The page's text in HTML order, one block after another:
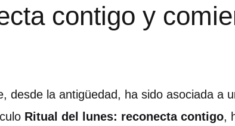
contigo y
desde la antigüedad, ha sido asociada a
Ritual del lunes: reconecta contigo,